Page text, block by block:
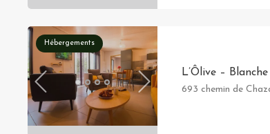
Hébergements
L’Ôlive –
693 chemin de